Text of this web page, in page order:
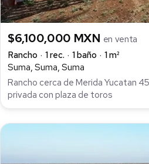
$6,100,000 MXN en venta
Rancho
1 rec. 1 baño
1 m²
Suma, Suma, Suma
Rancho cerca de Merida Yucatan
privada con plaza de toros